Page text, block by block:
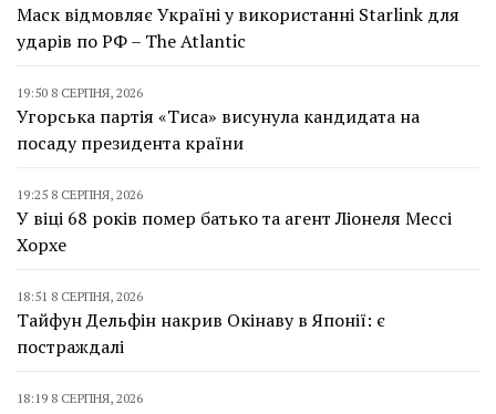
Маск відмовляє Україні у використанні Starlink для
ударів по РФ – The Atlantic
19:50 8 СЕРПНЯ, 2026
Угорська партія «Тиса» висунула кандидата на
посаду президента країни
19:25 8 СЕРПНЯ, 2026
У віці 68 років помер батько та агент Ліонеля Мессі
Хорхе
18:51 8 СЕРПНЯ, 2026
Тайфун Дельфін накрив Окінаву в Японії: є
постраждалі
18:19 8 СЕРПНЯ, 2026